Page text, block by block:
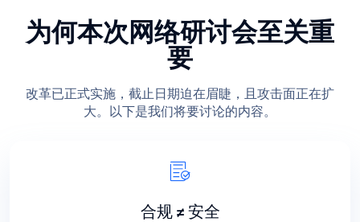
为何本次网络研讨会至关重
要
改革已正式实施，截止日期迫在眉睫，且攻击面正在扩
大。以下是我们将要讨论的内容。
合规 ≠ 安全